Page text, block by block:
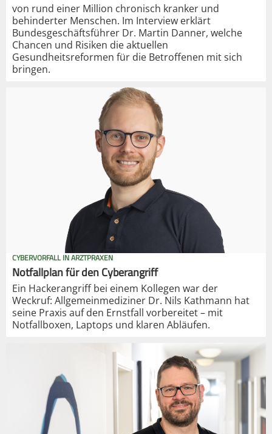
von rund einer Million chronisch kranker und
behinderter Menschen. Im Interview erklärt
Bundesgeschäftsführer Dr. Martin Danner, welche
Chancen und Risiken die aktuellen
Gesundheitsreformen für die Betroffenen mit sich
bringen.
CYBERVORFALL IN ARZTPRAXEN
Notfallplan für den Cyberangriff
Ein Hackerangriff bei einem Kollegen war der
Weckruf: Allgemeinmediziner Dr. Nils Kathmann hat
seine Praxis auf den Ernstfall vorbereitet – mit
Notfallboxen, Laptops und klaren Abläufen.